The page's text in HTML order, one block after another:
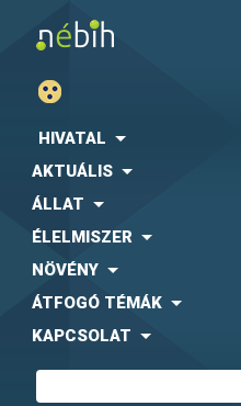
HIVATAL
AKTUÁLIS
ÁLLAT
ÉLELMISZER
NÖVÉNY
ÁTFOGÓ TÉMÁK
KAPCSOLAT